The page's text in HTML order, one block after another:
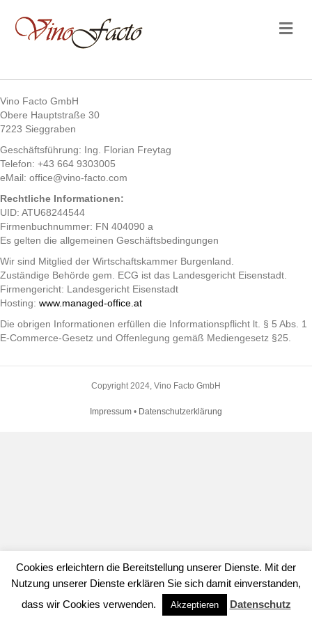
Vino Facto GmbH
Obere Hauptstraße 30
7223 Sieggraben
Geschäftsführung: Ing. Florian Freytag
Telefon: +43 664 9303005
eMail: office@vino-facto.com
Rechtliche Informationen:
UID: ATU68244544
Firmenbuchnummer: FN 404090 a
Es gelten die allgemeinen Geschäftsbedingungen
Wir sind Mitglied der Wirtschaftskammer Burgenland.
Zuständige Behörde gem. ECG ist das Landesgericht Eisenstadt.
Firmengericht: Landesgericht Eisenstadt
Hosting: www.managed-office.at
Die obrigen Informationen erfüllen die Informationspflicht lt. § 5 Abs. 1
E-Commerce-Gesetz und Offenlegung gemäß Mediengesetz §25.
Copyright 2024, Vino Facto GmbH
Impressum • Datenschutzerklärung
Cookies erleichtern die Bereitstellung unserer Dienste. Mit der
Nutzung unserer Dienste erklären Sie sich damit einverstanden,
dass wir Cookies verwenden.
Akzeptieren Datenschutz